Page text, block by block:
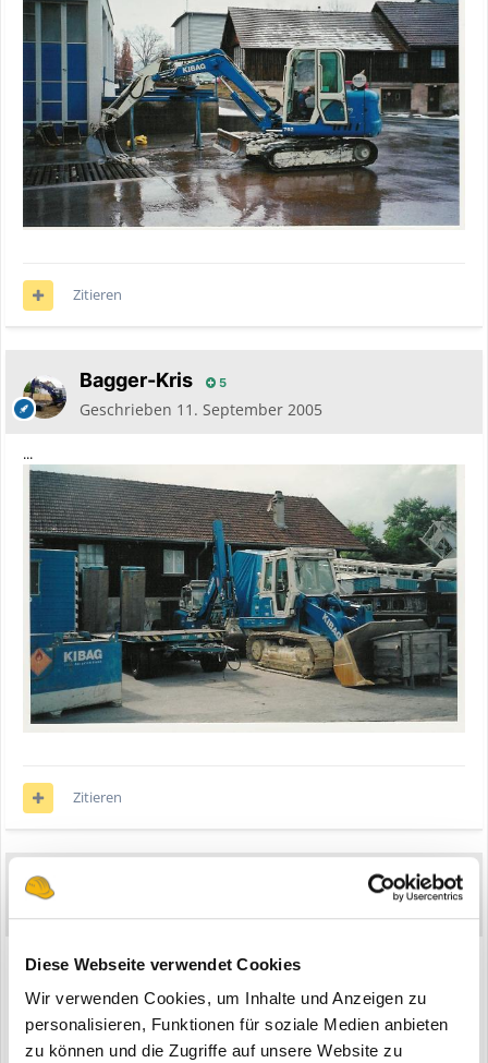
Diese Webseite verwendet Cookies
Wir verwenden Cookies, um Inhalte und Anzeigen zu
personalisieren, Funktionen für soziale Medien anbieten
zu können und die Zugriffe auf unsere Website zu
Zitieren
Bagger-Kris 5
Geschrieben 11. September 2005
...
Zitieren
...